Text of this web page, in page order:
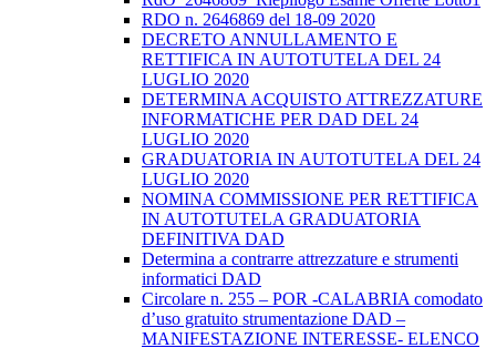
RDO n. 2646869 del 18-09 2020
DECRETO ANNULLAMENTO E
RETTIFICA IN AUTOTUTELA DEL 24
LUGLIO 2020
DETERMINA ACQUISTO ATTREZZATURE
INFORMATICHE PER DAD DEL 24
LUGLIO 2020
GRADUATORIA IN AUTOTUTELA DEL 24
LUGLIO 2020
NOMINA COMMISSIONE PER RETTIFICA
IN AUTOTUTELA GRADUATORIA
DEFINITIVA DAD
Determina a contrarre attrezzature e strumenti
informatici DAD
Circolare n. 255 – POR -CALABRIA comodato
d’uso gratuito strumentazione DAD –
MANIFESTAZIONE INTERESSE- ELENCO